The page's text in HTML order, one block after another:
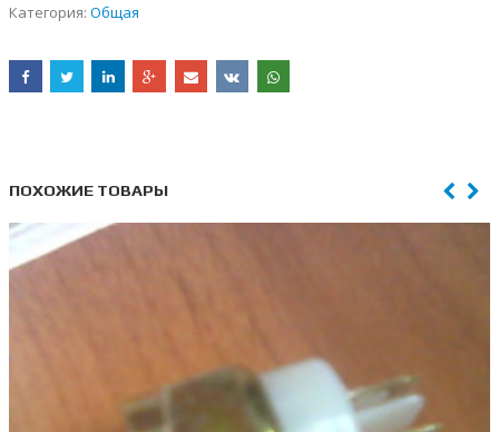
Категория: Общая
ПОХОЖИЕ ТОВАРЫ